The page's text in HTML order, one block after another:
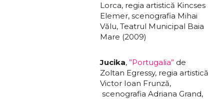
Lorca, regia artistică Kincses
Elemer, scenografia Mihai
Vălu, Teatrul Municipal Baia
Mare (2009)
Jucika, ”Portugalia” de
Zoltan Egressy, regia artistică
Victor Ioan Frunză,
scenografia Adriana Grand,